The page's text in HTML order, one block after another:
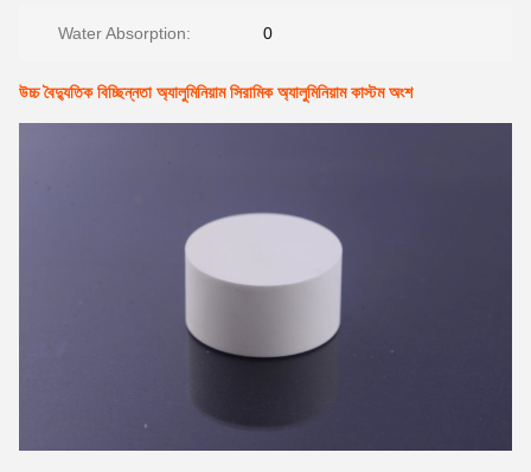
Water Absorption: 0
উচ্চ বৈদ্যুতিক বিচ্ছিন্নতা অ্যালুমিনিয়াম সিরামিক অ্যালুমিনিয়াম কাস্টম অংশ